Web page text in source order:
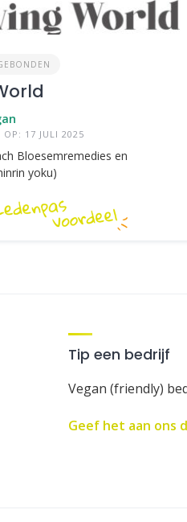
OP: 17 JULI 2025
Bloesemremedies en
yoku)
Tip een bedrijf
Vegan (friendly)
Geef het aan ons